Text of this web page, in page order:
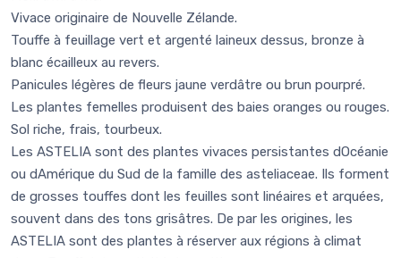
Vivace originaire de Nouvelle Zélande.
Touffe à feuillage vert et argenté laineux dessus, bronze à
blanc écailleux au revers.
Panicules légères de fleurs jaune verdâtre ou brun pourpré.
Les plantes femelles produisent des baies oranges ou rouges.
Sol riche, frais, tourbeux.
Les ASTELIA sont des plantes vivaces persistantes dOcéanie
ou dAmérique du Sud de la famille des asteliaceae. Ils forment
de grosses touffes dont les feuilles sont linéaires et arquées,
souvent dans des tons grisâtres. De par les origines, les
ASTELIA sont des plantes à réserver aux régions à climat